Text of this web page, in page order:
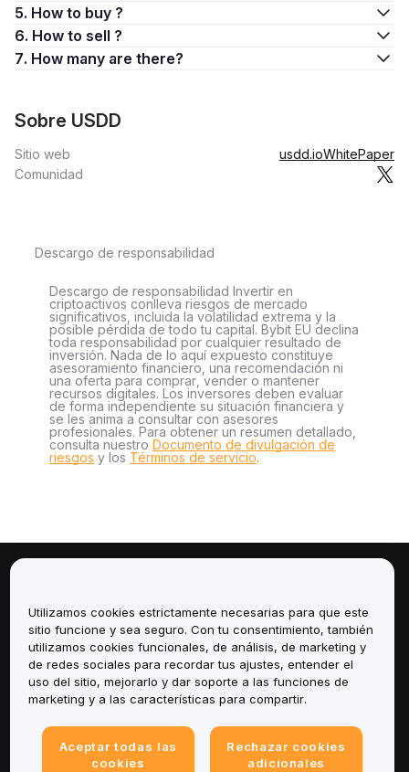
5. How to buy ?
6. How to sell ?
7. How many are there?
Sobre USDD
Sitio web usdd.ioWhitePaper
Comunidad
Descargo de responsabilidad
Descargo de responsabilidad Invertir en
criptoactivos conlleva riesgos de mercado
significativos, incluida la volatilidad extrema y la
posible pérdida de todo tu capital. Bybit EU declina
toda responsabilidad por cualquier resultado de
inversión. Nada de lo aquí expuesto constituye
asesoramiento financiero, una recomendación ni
una oferta para comprar, vender o mantener
recursos digitales. Los inversores deben evaluar
de forma independiente su situación financiera y
se les anima a consultar con asesores
profesionales. Para obtener un resumen detallado,
consulta nuestro Documento de divulgación de
riesgos y los Términos de servicio.
Servicios
Soporte
Utilizamos cookies estrictamente necesarias para que este
sitio funcione y sea seguro. Con tu consentimiento, también
utilizamos cookies funcionales, de análisis, de marketing y
de redes sociales para recordar tus ajustes, entender el
uso del sitio, mejorarlo y dar soporte a las funciones de
marketing y a las características para compartir.
Aceptar todas las
cookies
Rechazar cookies
adicionales